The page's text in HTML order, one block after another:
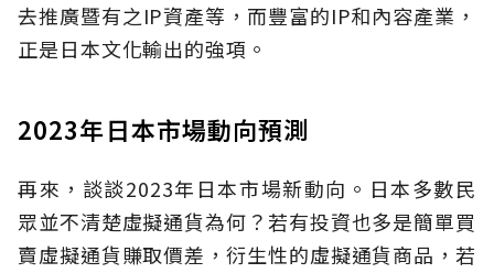
去推廣暨有之IP資產等，而豐富的IP和內容產業，
正是日本文化輸出的強項。
2023年日本市場動向預測
再來，談談2023年日本市場新動向。日本多數民
眾並不清楚虛擬通貨為何？若有投資也多是簡單買
賣虛擬通貨賺取價差，衍生性的虛擬通貨商品，若